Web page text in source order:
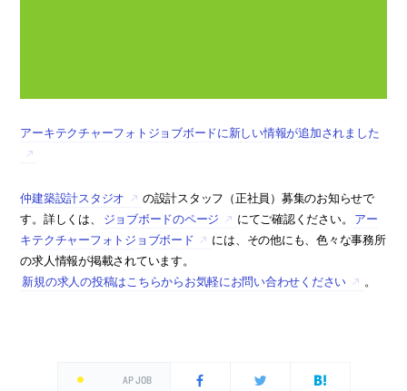
アーキテクチャーフォトジョブボードに新しい情報が追加されました
仲建築設計スタジオ
の設計スタッフ（正社員）募集のお知らせで
す。詳しくは、
ジョブボードのページ にてご確認ください。 アー
キテクチャーフォトジョブボード
には、その他にも、色々な事務所
の求人情報が掲載されています。
新規の求人の投稿はこちらからお気軽にお問い合わせください
。
AP JOB